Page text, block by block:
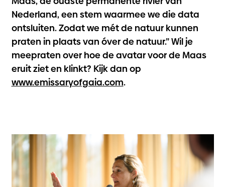
Nederland, een stem waarmee we die data
ontsluiten. Zodat we mét de natuur kunnen
praten in plaats van óver de natuur.” Wil je
meepraten over hoe de avatar voor de Maas
eruit ziet en klinkt? Kijk dan op
www.emissaryofgaia.com.